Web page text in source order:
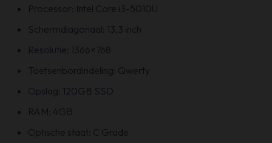
Processor: Intel Core i3-5010U
Schermdiagonaal: 13,3 inch
Resolutie: 1366×768
Toetsenbordindeling: Qwerty
Opslag: 120GB SSD
RAM: 4GB
Optische staat: C Grade